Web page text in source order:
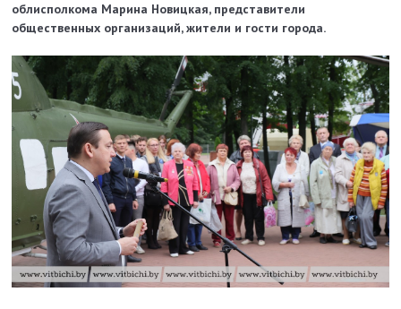
облисполкома Марина Новицкая, представители
общественных организаций, жители и гости города.